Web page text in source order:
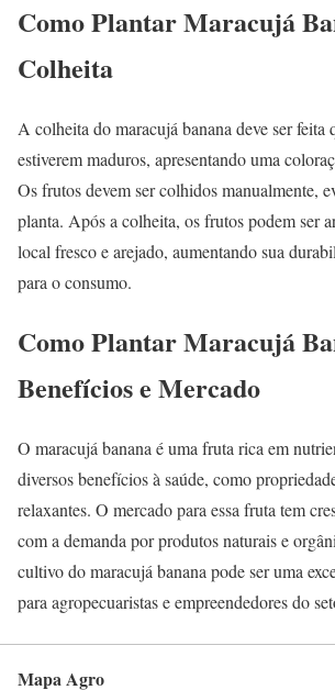
Como Plantar Maracujá
Colheita
A colheita do maracujá banana deve ser feita
estiverem maduros, apresentando uma
Os frutos devem ser colhidos manualmente,
planta. Após a colheita, os frutos podem ser
local fresco e arejado, aumentando sua
para o consumo.
Como Plantar Maracujá
Benefícios e Mercado
O maracujá banana é uma fruta rica em
diversos benefícios à saúde, como
relaxantes. O mercado para essa fruta tem
com a demanda por produtos naturais e
cultivo do maracujá banana pode ser uma
para agropecuaristas e empreendedores do
Mapa Agro